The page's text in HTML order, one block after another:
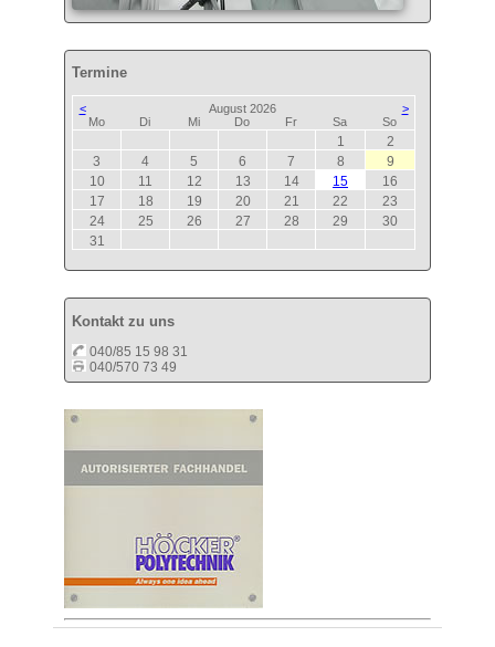
Termine
< August 2026
>
Montag Dienstag Mittwoch Donnerstag
Freitag Samstag Sonntag
1
2
3
4 5 6 7 8
9
10
11 12 13 14 15
16
17
18 19 20 21 22
23
24
25 26 27 28 29
30
31
Kontakt zu uns
040/85 15 98 31
040/570 73 49